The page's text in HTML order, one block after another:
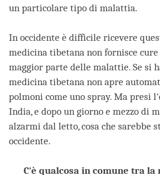
un particolare tipo di malattia.
In occidente è difficile ricevere
medicina tibetana non fornisce
maggior parte delle malattie. Se si
medicina tibetana non apre
polmoni come uno spray. Ma presi
India, e dopo un giorno e mezzo di
alzarmi dal letto, cosa che sarebbe
occidente.
C'è qualcosa in comune tra